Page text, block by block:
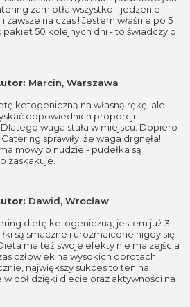
zamiotła wszystko - jedzenie
na czas ! Jestem właśnie po 5
pakiet 50 kolejnych dni - to świadczy o
Marcin, Warszawa
ketogeniczną na własną rękę, ale
odpowiednich proporcji
Dlatego waga stała w miejscu. Dopiero
sprawiły, że waga drgnęła!
mowy o nudzie - pudełka są
zaskakuje.
Dawid, Wrocław
dietę ketogeniczną, jestem już 3
są smaczne i urozmaicone nigdy się
ma też swoje efekty nie ma zejścia
człowiek na wysokich obrotach,
największy sukces to ten na
dół dzięki diecie oraz aktywności na